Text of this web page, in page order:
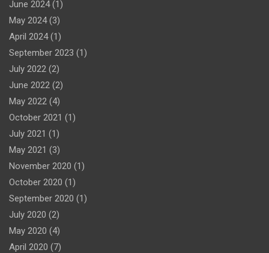
June 2024(1)
May 2024(3)
April 2024(1)
September 2023 (1)
July 2022 (2)
June 2022 (2)
May 2022 (4)
October 2021 (1)
July 2021 (1)
May 2021 (3)
November 2020 (1)
October 2020 (1)
September 2020 (1)
July 2020 (2)
May 2020 (4)
April 2020 (7)